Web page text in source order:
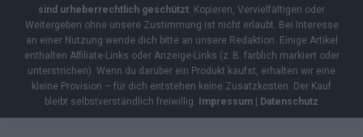
sind urheberrechtlich geschützt. Kopieren, Vervielfältigen oder
Weitergeben ohne unsere Zustimmung ist nicht erlaubt. Bei Interesse
an einer Nutzung wende dich bitte an unsere Redaktion. Einige Artikel
enthalten Affiliate-Links oder Anzeige-Links (z. B. farblich markiert oder
unterstrichen). Wenn du darüber ein Produkt kaufst, erhalten wir eine
kleine Provision – für dich entstehen keine Zusatzkosten. Der Kauf
bleibt selbstverständlich freiwillig.
Impressum Datenschutz